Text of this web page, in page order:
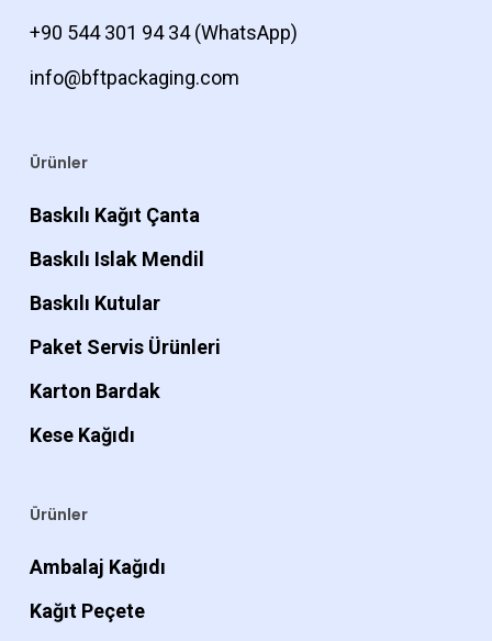
+90 544 301 94 34(WhatsApp)
info@bftpackaging.com
Ürünler
Baskılı Kağıt Çanta
Baskılı Islak Mendil
Baskılı Kutular
Paket Servis Ürünleri
Karton Bardak
Kese Kağıdı
Ürünler
Ambalaj Kağıdı
Kağıt Peçete